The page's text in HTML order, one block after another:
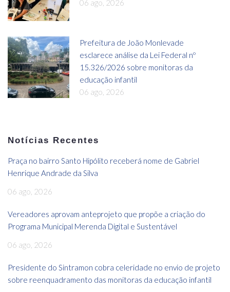
06 ago, 2026
Prefeitura de João Monlevade
esclarece análise da Lei Federal nº
15.326/2026 sobre monitoras da
educação infantil
06 ago, 2026
Notícias Recentes
Praça no bairro Santo Hipólito receberá nome de Gabriel
Henrique Andrade da Silva
06 ago, 2026
Vereadores aprovam anteprojeto que propõe a criação do
Programa Municipal Merenda Digital e Sustentável
06 ago, 2026
Presidente do Sintramon cobra celeridade no envio de projeto
sobre reenquadramento das monitoras da educação infantil